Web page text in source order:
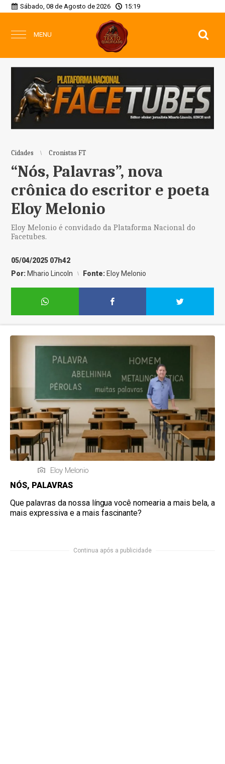
Sábado, 08 de Agosto de 2026 15:19
MENU
Cidades Cronistas FT
“Nós, Palavras”, nova
crônica do escritor e poeta
Eloy Melonio
Eloy Melonio é convidado da Plataforma Nacional do
Facetubes.
05/04/2025 07h42
Por: Mhario Lincoln Fonte: Eloy Melonio
Eloy Melonio
NÓS, PALAVRAS
Que palavras da nossa língua você nomearia a mais bela, a
mais expressiva e a mais fascinante?
Continua após a publicidade